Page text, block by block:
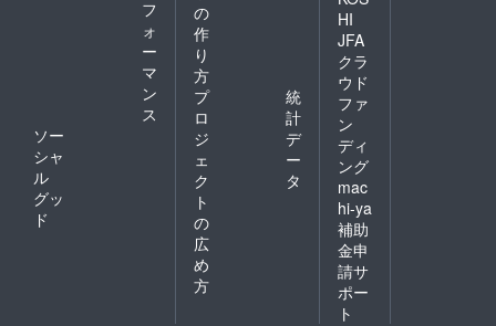
フ
ォ
ー
マ
ン
ス
ソー
シャ
ル
グッ
ド
の
作
り
方
プ
ロ
ジ
ェ
ク
ト
の
広
め
方
統
計
デ
ー
タ
HI
JFA
クラ
ウド
ファ
ン
ディ
ング
mac
hi-ya
補助
金申
請サ
ポー
ト